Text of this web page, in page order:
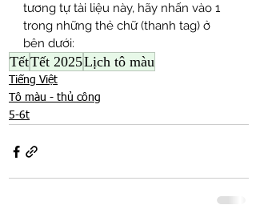
tương tự tài liệu này, hãy nhấn vào 1
trong những thẻ chữ (thanh tag) ở
bên dưới:
TếtTết 2025Lịch tô màu
Tiếng Việt
Tô màu - thủ công
5-6t